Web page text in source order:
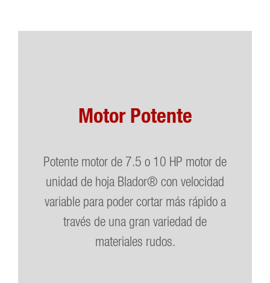
Motor Potente
Potente motor de 7.5 o 10 HP motor de
unidad de hoja Blador® con velocidad
variable para poder cortar más rápido a
través de una gran variedad de
materiales rudos.